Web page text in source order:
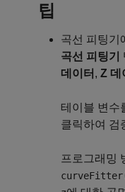
팁
곡선 피팅기
곡선 피팅기
데이터 , Z 데
테이블 변수
클릭하여 검
프로그래밍